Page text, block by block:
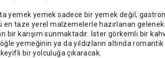
yemek yemek sadece bir yemek değil,
en taze yerel malzemelerle hazırlanan
bir karışım sunmaktadır. İster görkemli bir
yemeğinin ya da yıldızların altında romantik
bir yolculuğa çıkaracak.